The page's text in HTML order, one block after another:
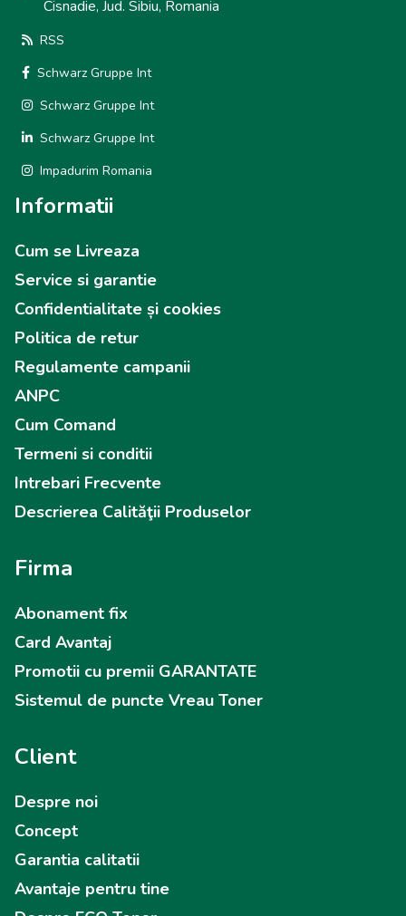
Cisnadie, Jud. Sibiu, Romania
RSS
Schwarz Gruppe Int
Schwarz Gruppe Int
Schwarz Gruppe Int
Impadurim Romania
Informatii
Cum se Livreaza
Service si garantie
Confidentialitate și cookies
Politica de retur
Regulamente campanii
ANPC
Cum Comand
Termeni si conditii
Intrebari Frecvente
Descrierea Calităţii Produselor
Firma
Abonament fix
Card Avantaj
Promotii cu premii GARANTATE
Sistemul de puncte Vreau Toner
Client
Despre noi
Concept
Garantia calitatii
Avantaje pentru tine